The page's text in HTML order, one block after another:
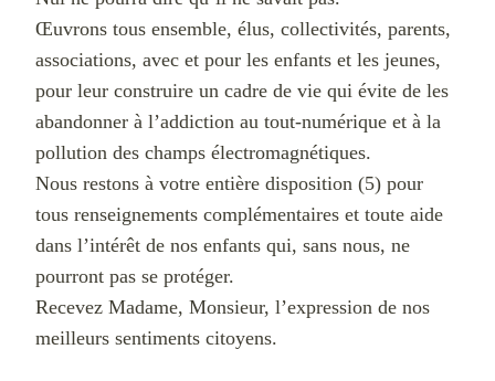
Œuvrons tous ensemble, élus, collectivités, parents,
associations, avec et pour les enfants et les jeunes,
pour leur construire un cadre de vie qui évite de les
abandonner à l’addiction au tout-numérique et à la
pollution des champs électromagnétiques.
Nous restons à votre entière disposition (5) pour
tous renseignements complémentaires et toute aide
dans l’intérêt de nos enfants qui, sans nous, ne
pourront pas se protéger.
Recevez Madame, Monsieur, l’expression de nos
meilleurs sentiments citoyens.